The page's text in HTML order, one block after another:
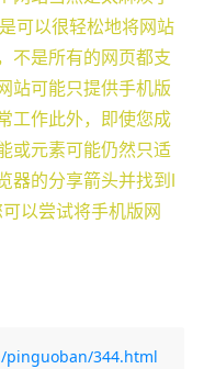
可以很轻松地将网站
不是所有的网页都支
站可能只提供手机版
工作此外，即使您成
或元素可能仍然只适
器的分享箭头并找到l
以尝试将手机版网
pinguoban/344.html